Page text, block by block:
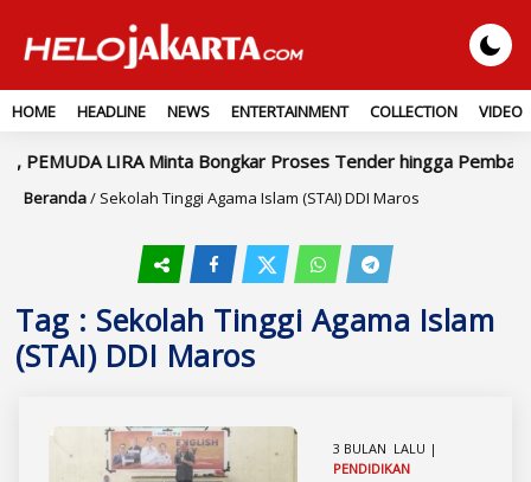
HOME HEADLINE NEWS ENTERTAINMENT COLLECTION VIDEO
LIRA Minta Bongkar Proses Tender hingga
Beranda/ Sekolah Tinggi Agama Islam (STAI) DDI Maros
Tag : Sekolah Tinggi Agama Islam
(STAI) DDI Maros
3 BULAN LALU |
PENDIDIKAN